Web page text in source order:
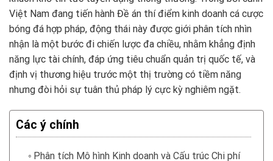
Việt Nam đang tiến hành Đề án thí điểm kinh doanh cá cược
bóng đá hợp pháp, động thái này được giới phân tích nhìn
nhận là một bước đi chiến lược đa chiều, nhằm khẳng định
năng lực tài chính, đáp ứng tiêu chuẩn quản trị quốc tế, và
định vị thương hiệu trước một thị trường có tiềm năng
nhưng đòi hỏi sự tuân thủ pháp lý cực kỳ nghiêm ngặt.
Các ý chính
Phân tích Mô hình Kinh doanh và Cấu trúc Chi phí